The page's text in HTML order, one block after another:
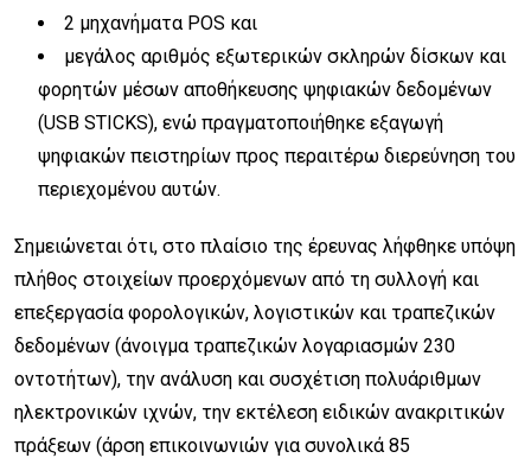
2 μηχανήματα POS και
μεγάλος αριθμός εξωτερικών σκληρών δίσκων και
φορητών μέσων αποθήκευσης ψηφιακών δεδομένων
(USB STICKS), ενώ πραγματοποιήθηκε εξαγωγή
ψηφιακών πειστηρίων προς περαιτέρω διερεύνηση του
περιεχομένου αυτών.
Σημειώνεται ότι, στο πλαίσιο της έρευνας λήφθηκε υπόψη
πλήθος στοιχείων προερχόμενων από τη συλλογή και
επεξεργασία φορολογικών, λογιστικών και τραπεζικών
δεδομένων (άνοιγμα τραπεζικών λογαριασμών 230
οντοτήτων), την ανάλυση και συσχέτιση πολυάριθμων
ηλεκτρονικών ιχνών, την εκτέλεση ειδικών ανακριτικών
πράξεων (άρση επικοινωνιών για συνολικά 85